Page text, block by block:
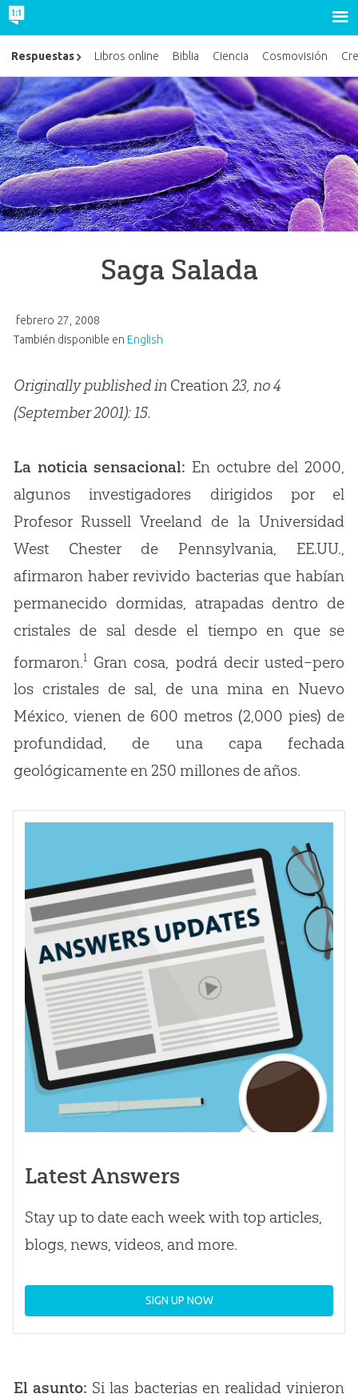
Saga Salada
febrero 27, 2008
También disponible en English
Originally published in Creation 23, no 4
(September 2001): 15.
La noticia sensacional: En octubre del 2000,
algunos investigadores dirigidos por el
Profesor Russell Vreeland de la Universidad
West Chester de Pennsylvania, EE.UU.,
afirmaron haber revivido bacterias que habían
permanecido dormidas, atrapadas dentro de
cristales de sal desde el tiempo en que se
formaron.1Gran cosa, podrá decir usted–pero
los cristales de sal, de una mina en Nuevo
México, vienen de 600 metros (2,000 pies) de
profundidad, de una capa fechada
geológicamente en 250 millones de años.
Latest Answers
Stay up to date each week with top articles,
blogs, news, videos, and more.
SIGN UP NOW
El asunto: Si las bacterias en realidad vinieron
Respuestas Libros online Biblia Ciencia Cosmovisión